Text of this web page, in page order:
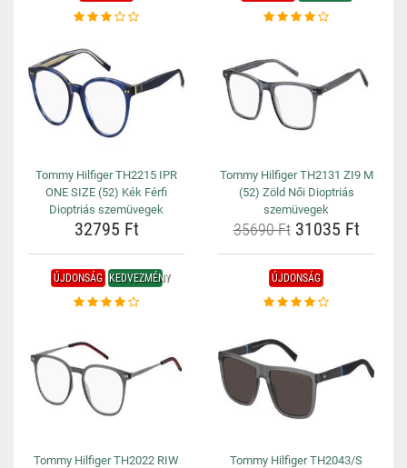
Tommy Hilfiger TH2215 IPR
ONE SIZE (52) Kék Férfi
Dioptriás szemüvegek
32795 Ft
Tommy Hilfiger TH2131 ZI9 M
(52) Zöld Női Dioptriás
szemüvegek
35690 Ft31035 Ft
ÚJDONSÁG KEDVEZMÉNY
Tommy Hilfiger TH2022 RIW
ÚJDONSÁG
Tommy Hilfiger TH2043/S